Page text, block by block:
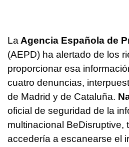
LaAgencia Española de
(AEPD) ha alertado de los
proporcionar esa
cuatro denuncias,
de Madrid y de Cataluña.
oficial de seguridad de la
multinacional BeDisruptive,
accedería a escanearse el